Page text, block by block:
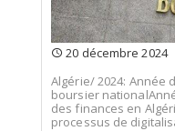
20 décembre 2024
Algérie/ 2024: Année
boursier
des finances en
processus de